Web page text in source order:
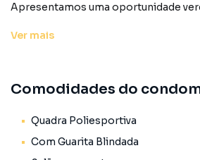
Apresentamos uma oportunidade
de 303,33 m² de área total (Lote
nobres, valorizadas e desejadas da
de grife, combinando o máximo de
e contato direto com a natureza.
Ver mais
Comodidades do
Quadra Poliesportiva
Com Guarita Blindada